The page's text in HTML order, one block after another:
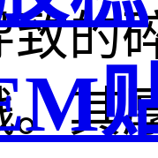
致的
。其